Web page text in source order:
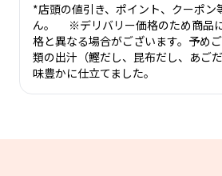
*店頭の値引き、ポイント、クーポン
ん。 ※デリバリー価格のため商品
格と異なる場合がございます。予め
類の出汁（鰹だし、昆布だし、あご
味豊かに仕立てました。